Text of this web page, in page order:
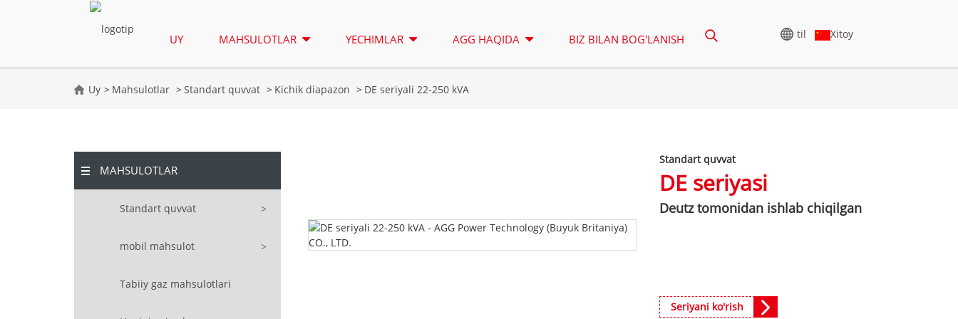
UY MAHSULOTLAR
P SERIYALI 10-220 KVA
DE SERIYALI 22-250 KVA
A SERIYALI 165-388 KVA
CU SERIYALI 275-850 KVA
P SERIYALI 250-1100 KVA
S SERIYALI 275-880KVA
H SERIYALI 165-935 KVA
CU SERIYALI 825-3438 KVA
P SERIYALI 825-1880 KVA
GENERATORI
YECHIMLAR AGG HAQIDA BIZ BILAN BOG'LANISH til Xitoy
Uy Mahsulotlar Standart quvvat Kichik diapazon DE seriyali 22-250 kVA
MAHSULOTLAR
Standart quvvat
P seriyali 825-1880 kVA
mobil mahsulot
Tabiiy gaz mahsulotlari
Standart quvvat
DE seriyasi
Deutz tomonidan ishlab chiqilgan
Seriyani ko'rish